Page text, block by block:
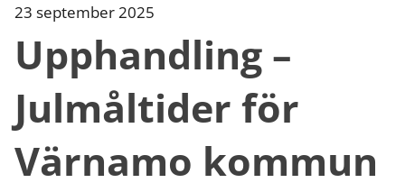
23 september 2025
Upphandling –
Julmåltider för
Värnamo kommun